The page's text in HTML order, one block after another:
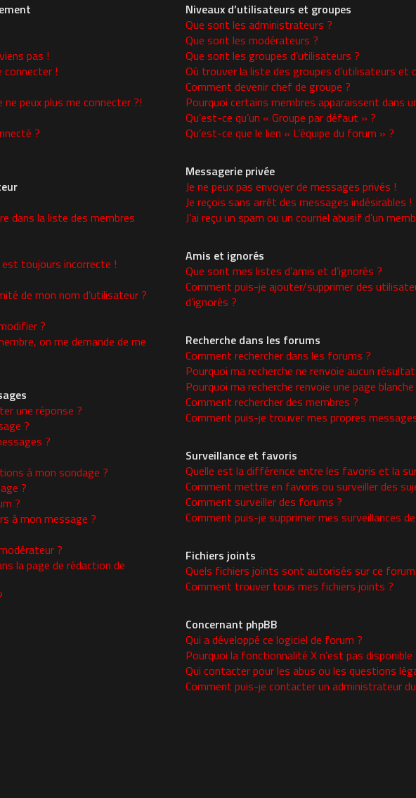
pas !
connecter !
peux plus me connecter ?!
?
dans la liste des membres
est toujours incorrecte !
de mon nom d’utilisateur ?
?
on me demande de me
une réponse ?
?
?
à mon sondage ?
?
?
à mon message ?
?
la page de rédaction de
Niveaux d’utilisateurs et groupes
Que sont les administrateurs ?
Que sont les modérateurs ?
Que sont les groupes d’utilisateurs ?
Où trouver la liste des groupes d’utilisateurs et
Comment devenir chef de groupe ?
Pourquoi certains membres apparaissent dans
Qu’est-ce qu’un « Groupe par défaut » ?
Qu’est-ce que le lien « L’équipe du forum » ?
Messagerie privée
Je ne peux pas envoyer de messages privés !
Je reçois sans arrêt des messages indésirables !
J’ai reçu un spam ou un courriel abusif d’un
Amis et ignorés
Que sont mes listes d’amis et d’ignorés ?
Comment puis-je ajouter/supprimer des
d’ignorés ?
Recherche dans les forums
Comment rechercher dans les forums ?
Pourquoi ma recherche ne renvoie aucun
Pourquoi ma recherche renvoie une page
Comment rechercher des membres ?
Comment puis-je trouver mes propres
Surveillance et favoris
Quelle est la différence entre les favoris et la
Comment mettre en favoris ou surveiller des
Comment surveiller des forums ?
Comment puis-je supprimer mes surveillances
Fichiers joints
Quels fichiers joints sont autorisés sur ce
Comment trouver tous mes fichiers joints ?
Concernant phpBB
Qui a développé ce logiciel de forum ?
Pourquoi la fonctionnalité X n’est pas disponible
Qui contacter pour les abus ou les questions
Comment puis-je contacter un administrateur